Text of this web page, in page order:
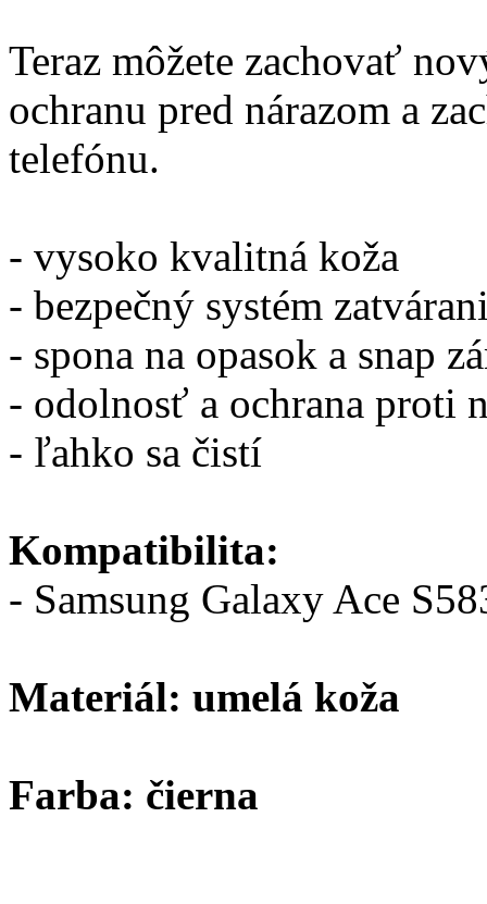
Teraz môžete zachovať
ochranu pred nárazom a
telefónu.
- vysoko kvalitná koža
- bezpečný systém
- spona na opasok a snap
- odolnosť a ochrana proti
- ľahko sa čistí
Kompatibilita:
- Samsung Galaxy Ace
Materiál: umelá koža
Farba: čierna